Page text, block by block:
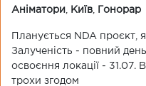
Аніматори Київ Гонорар
Планується NDA проєкт,
Залученість - повний
освоєння локації - 31.07.
трохи згодом